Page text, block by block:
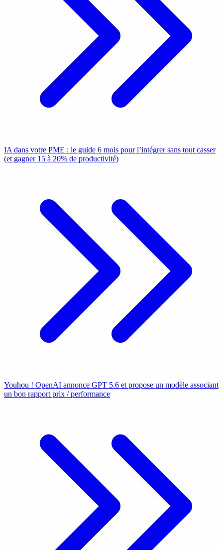
IA dans votre PME : le guide 6 mois pour l’intégrer sans tout casser
(et gagner 15 à 20% de productivité)
Youhou ! OpenAI annonce GPT 5.6 et propose un modèle associant
un bon rapport prix / performance